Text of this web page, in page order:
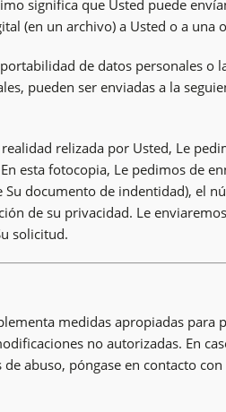
significa que Usted puede
(en un archivo) a Usted o a una
de datos personales o
pueden ser enviadas a la
relizada por Usted, Le
esta fotocopia, Le pedimos de
documento de indentidad), el
de su privacidad. Le
solicitud.
medidas apropiadas para
no autorizadas. En
abuso, póngase en contacto